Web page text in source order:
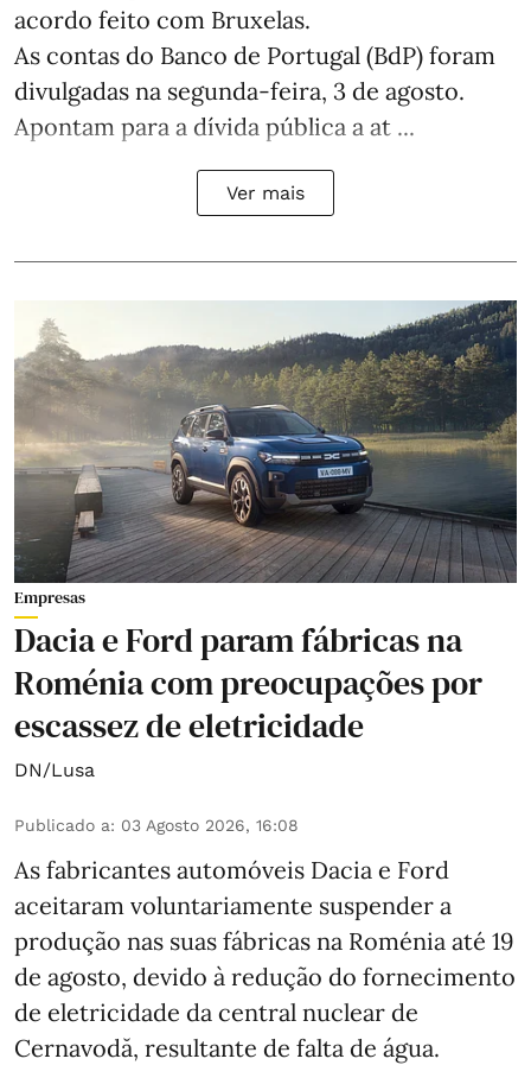
acordo feito com Bruxelas.
As contas do Banco de Portugal (BdP) foram
divulgadas na segunda-feira, 3 de agosto.
Apontam para a dívida pública a at ...
Ver mais
Empresas
Dacia e Ford param fábricas na
Roménia com preocupações por
escassez de eletricidade
DN/Lusa
Publicado a: 03 Agosto 2026, 16:08
As fabricantes automóveis Dacia e Ford
aceitaram voluntariamente suspender a
produção nas suas fábricas na Roménia até 19
de agosto, devido à redução do fornecimento
de eletricidade da central nuclear de
Cernavodă, resultante de falta de água.